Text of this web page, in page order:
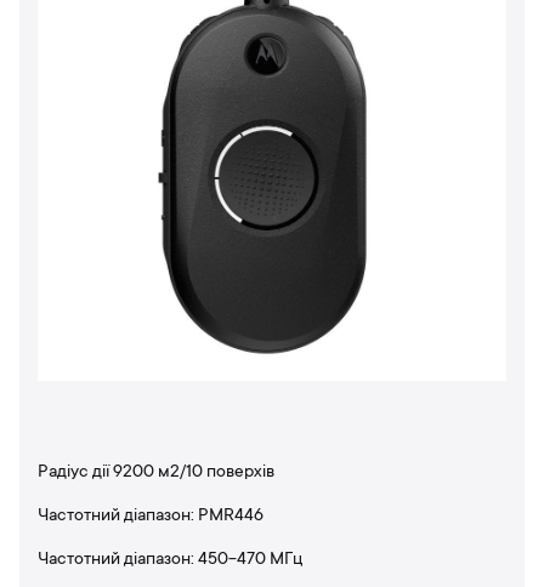
Радіус дії 9200 м2/10 поверхів
Частотний діапазон: PMR446
Частотний діапазон: 450-470 МГц